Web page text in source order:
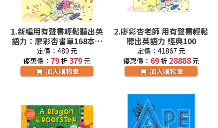
1.新編用有聲書輕鬆聽出英
語力：廖彩杏書單168本英
語啟蒙經典
定價：480 元
優惠價： 79 折379元
加入購物車
2.廖彩杏老師 用有聲書輕鬆
聽出英語力 經典100
定價：41867 元
優惠價： 69 折 28888元
加入購物車